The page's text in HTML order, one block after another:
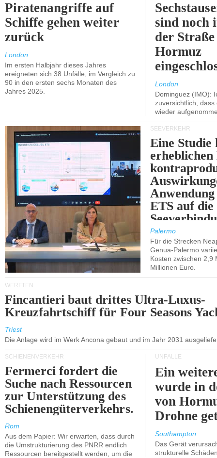
Piratenangriffe auf
Schiffe gehen weiter
zurück
London
Im ersten Halbjahr dieses Jahres
ereigneten sich 38 Unfälle, im Vergleich zu
90 in den ersten sechs Monaten des
Jahres 2025.
sind noch
der
Hormuz
London
Dominguez (IMO):
zuversichtlich,
wieder
SEEVERKEHR
Eine Studie
ETS auf die
Palermo
Für die Strecken
Genua-Palermo
Kosten zwischen 2,9
Millionen Euro.
WERFTEN
Fincantieri baut drittes Ultra-Luxus-
Kreuzfahrtschiff für Four Seasons
Triest
Die Anlage wird im Werk Ancona gebaut und im Jahr 2031
SCHIENENVERKEHR
Fermerci fordert die
Suche nach Ressourcen
zur Unterstützung des
Schienengüterverkehrs.
Rom
Aus dem Papier: Wir erwarten, dass durch
die Umstrukturierung des PNRR endlich
Ressourcen bereitgestellt werden, um die
UNFÄLLE
Ein
wurde in
von
Drohne
Southampton
Das Gerät
strukturelle